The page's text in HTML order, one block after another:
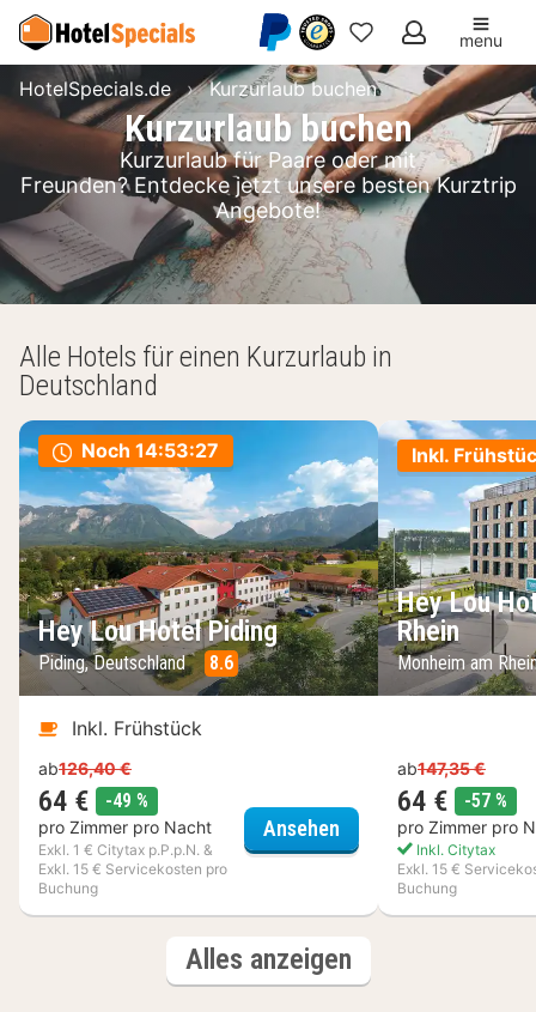
Meine
Favoriten
menu
Kurzurlaub buchen
Kurzurlaub für Paare oder mit
Freunden? Entdecke jetzt unsere besten Kurztrip
Angebote!
HotelSpecials.de Kurzurlaub buchen
Alle Hotels für einen Kurzurlaub in
Deutschland
Noch 14:53:26
Hey Lou Hotel Piding
Piding, Deutschland 8.6
Inkl. Frühstück
ab126,40 €
64 € -49 %
pro Zimmer pro Nacht
Exkl. 1 € Citytax p.P.p.N. &
Exkl. 15 € Servicekosten pro
Buchung
Ansehen Hey Lou Hotel Piding
Inkl.
Hey Lou
Rhein
Monheim am
ab147,35 €
64 € -57 %
pro Zimmer pro
Inkl. Citytax
Exkl. 15 €
Buchung
Alles anzeigenHotels